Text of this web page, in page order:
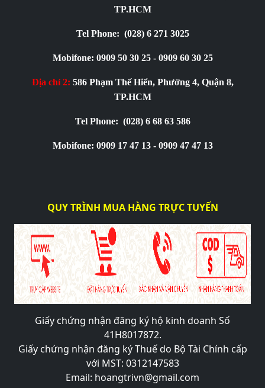
TP.HCM
Tel Phone: (028) 6 271 3025
Mobifone: 0909 50 30 25 - 0909 60 30 25
Địa chỉ 2: 586 Phạm Thế Hiển, Phường 4, Quận 8,
TP.HCM
Tel Phone: (028) 6 68 63 586
Mobifone: 0909 17 47 13 - 0909 47 47 13
QUY TRÌNH MUA HÀNG TRỰC TUYẾN
Giấy chứng nhận đăng ký hộ kinh doanh Số
41H8017872.
Giấy chứng nhận đăng ký Thuế do Bộ Tài Chính cấp
với MST: 0312147583
Email: hoangtrivn@gmail.com